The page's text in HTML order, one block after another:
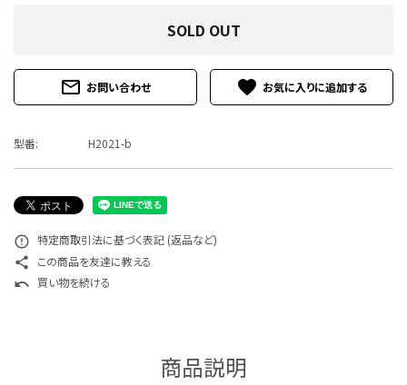
プライバシーポリシー
特定商取引法について
SOLD OUT
mail_outline お問い合わせ favorite
型番: H2021-b
error_outline 特定商取引法に基づく表記 (返品など)
share この商品を友達に教える
undo 買い物を続ける
商品説明